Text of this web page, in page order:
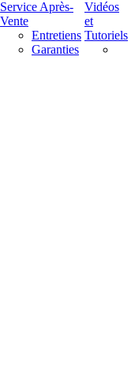
Service Après-
Vente
Entretiens
Garanties
Vidéos
et
Tutoriels